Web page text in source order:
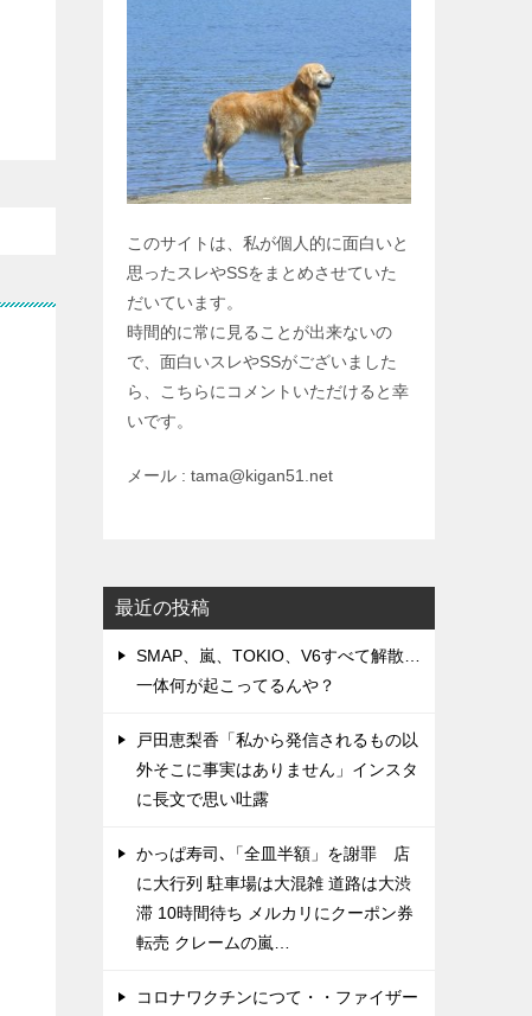
このサイトは、私が個人的に面白いと
思ったスレやSSをまとめさせていた
だいています。
時間的に常に見ることが出来ないの
で、面白いスレやSSがございました
ら、こちらにコメントいただけると幸
いです。
メール : tama@kigan51.net
最近の投稿
SMAP、嵐、TOKIO、V6すべて解散…
一体何が起こってるんや？
戸田恵梨香「私から発信されるもの以
外そこに事実はありません」インスタ
に長文で思い吐露
かっぱ寿司､「全皿半額」を謝罪 店
に大行列 駐車場は大混雑 道路は大渋
滞 10時間待ち メルカリにクーポン券
転売 クレームの嵐…
コロナワクチンにつて・・ファイザー